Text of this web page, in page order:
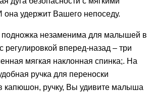
она удержит Вашего непоседу.
подножка незаменима для малышей в
регулировкой вперед-назад – три
мягкая наклонная спинка;. На
ручка для переноски
капюшон, ручку, Вы удивите малыша